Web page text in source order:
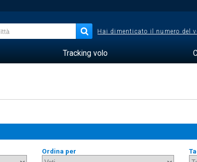
Hai dimenticato il numero del
Tracking volo
Ordina per